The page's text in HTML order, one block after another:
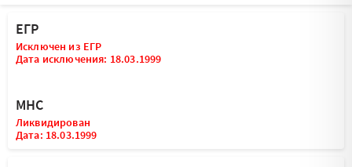
Мальта
ЕГР
Исключен из ЕГР
Дата исключения: 18.03.1999
МНС
Ликвидирован
Дата: 18.03.1999